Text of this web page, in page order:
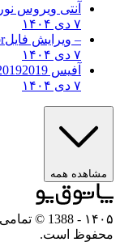
آنتی ویروس
– ویرایش فایل
آفیس 2019 2019 Microsoft Office 2019 Pro Plus v
مشاهده همه
- 1388 ©
است.